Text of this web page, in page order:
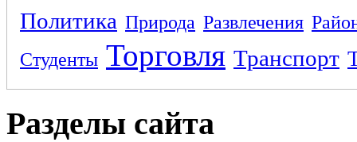
Политика Природа Развлечения
Студенты Торговля Транспорт
Разделы сайта